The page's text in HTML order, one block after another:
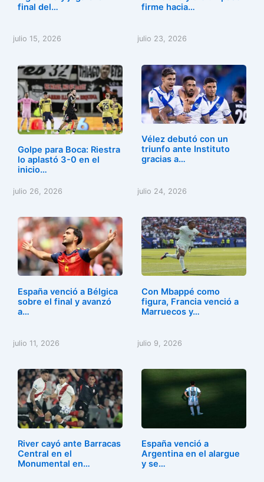
final del…
julio 15, 2026
firme hacia…
julio 23, 2026
Golpe para Boca: Riestra
lo aplastó 3-0 en el
inicio…
julio 26, 2026
Vélez debutó con un
triunfo ante Instituto
gracias a…
julio 24, 2026
España venció a Bélgica
sobre el final y avanzó
a…
julio 11, 2026
Con Mbappé como
figura, Francia venció a
Marruecos y…
julio 9, 2026
River cayó ante Barracas
Central en el
Monumental en…
España venció a
Argentina en el alargue
y se…